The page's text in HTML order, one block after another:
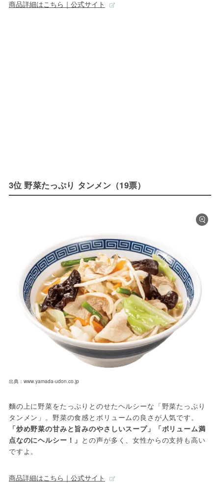
商品詳細はこちら｜公式サイト
3位 野菜たっぷり タンメン（19票）
出典：www.yamada-udon.co.jp
麵の上に野菜をたっぷりとのせたヘルシーな「野菜たっぷり
タンメン」。野菜の食感とボリュームの良さが人気です。
「炒め野菜の甘みと旨みのやさしいスープ」「ボリューム満
点なのにヘルシー！」 との声が多く、女性からの支持も高い
ですよ。
商品詳細はこちら｜公式サイト